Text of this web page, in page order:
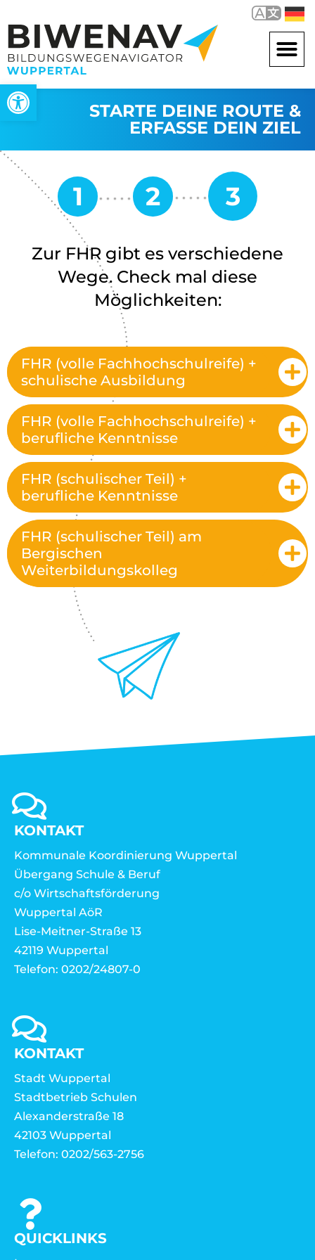
Werkzeugleiste öffnen
STARTE DEINE ROUTE &
ERFASSE DEIN ZIEL
Zur FHR gibt es verschiedene
Wege. Check mal diese
Möglichkeiten:
FHR (volle Fachhochschulreife) +
schulische Ausbildung
FHR (volle Fachhochschulreife) +
berufliche Kenntnisse
FHR (schulischer Teil) +
berufliche Kenntnisse
FHR (schulischer Teil) am
Bergischen
Weiterbildungskolleg
KONTAKT
Kommunale Koordinierung Wuppertal
Übergang Schule & Beruf
c/o Wirtschaftsförderung
Wuppertal AöR
Lise-Meitner-Straße 13
42119 Wuppertal
Telefon: 0202/24807-0
KONTAKT
Stadt Wuppertal
Stadtbetrieb Schulen
Alexanderstraße 18
42103 Wuppertal
Telefon: 0202/563-2756
QUICKLINKS